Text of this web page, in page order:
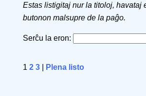
Estas listigitaj nur la titoloj, havataj
butonon malsupre de la paĝo.
Serĉu la eron:
1 2 3 Plena listo